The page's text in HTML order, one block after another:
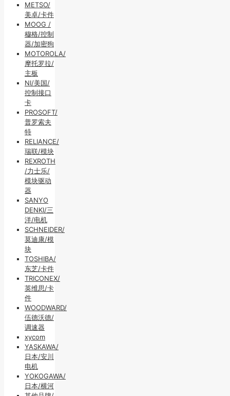
METSO/
美卓/卡件
MOOG /
穆格/控制
器/加密狗
MOTOROLA/
摩托罗拉/
主板
NI/美国/
控制接口
卡
PROSOFT/
普罗索夫
特
RELIANCE/
瑞联/模块
REXROTH
/力士乐/
模块驱动
器
SANYO
DENKI/三
洋/电机
SCHNEIDER/
莫迪康/模
块
TOSHIBA/
东芝/卡件
TRICONEX/
英维思/卡
件
WOODWARD/
伍德沃德/
调速器
xycom
YASKAWA/
日本/安川
电机
YOKOGAWA/
日本/横河